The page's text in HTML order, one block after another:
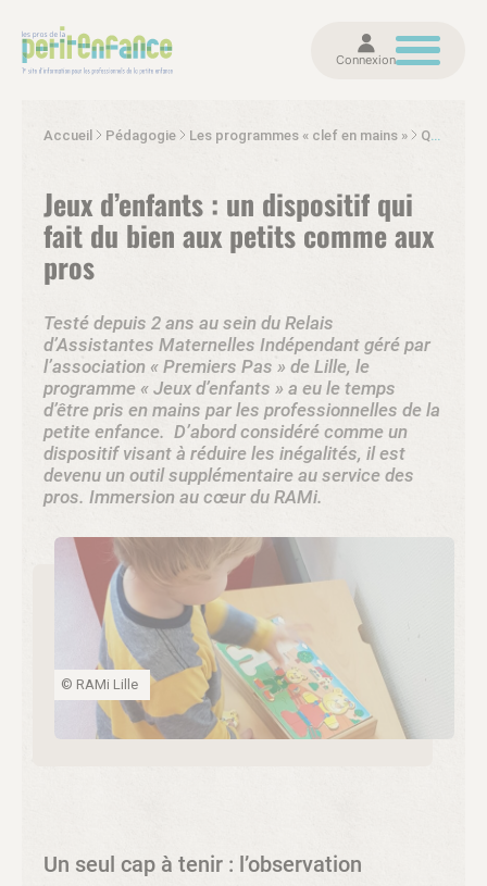
Connexion
Accueil Pédagogie Les programmes « clef en mains » Que penser du programme pédagogique "Jeux d'Enfants"?
Jeux d’enfants : un dispositif qui
fait du bien aux petits comme aux
pros
Testé depuis 2 ans au sein du Relais
d’Assistantes Maternelles Indépendant géré par
l’association « Premiers Pas » de Lille, le
programme « Jeux d’enfants » a eu le temps
d’être pris en mains par les professionnelles de la
petite enfance. D’abord considéré comme un
dispositif visant à réduire les inégalités, il est
devenu un outil supplémentaire au service des
pros. Immersion au cœur du RAMi.
© RAMi Lille
Un seul cap à tenir : l’observation